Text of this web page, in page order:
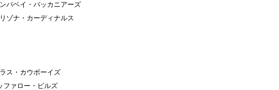
パベイ・バッカニアーズ
ゾナ・カーディナルス
ス・カウボーイズ
ファロー・ビルズ